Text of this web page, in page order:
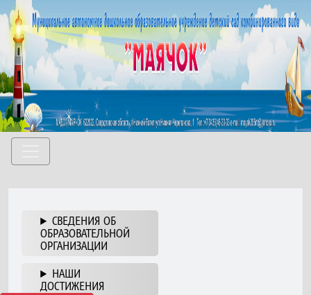
СВЕДЕНИЯ ОБ
ОБРАЗОВАТЕЛЬНОЙ
ОРГАНИЗАЦИИ
НАШИ
ДОСТИЖЕНИЯ